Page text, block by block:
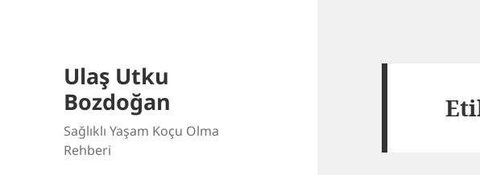
Ulaş Utku
Bozdoğan
Sağlıklı Yaşam Koçu Olma
Rehberi